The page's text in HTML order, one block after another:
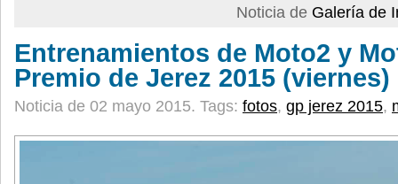
Noticia de Galería de
Entrenamientos de Moto2 y
Premio de Jerez 2015 (viernes)
Noticia de 02 mayo 2015. Tags: fotos, gp jerez 2015,